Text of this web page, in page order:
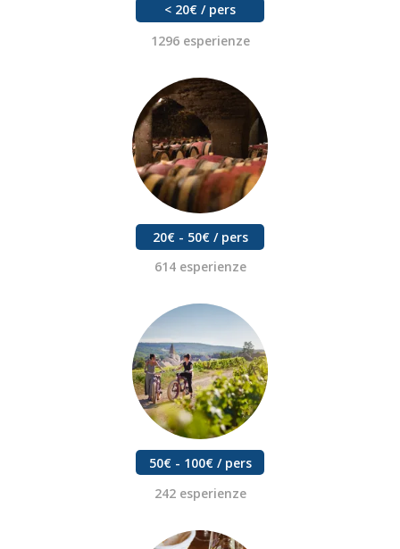
< 20€ / pers
1296 esperienze
20€ - 50€ / pers
614 esperienze
50€ - 100€ / pers
242 esperienze